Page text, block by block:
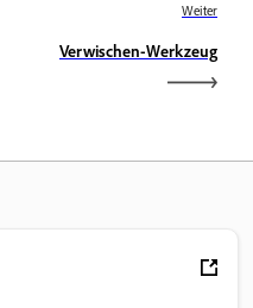
Weiter
Verwischen-Werkzeug